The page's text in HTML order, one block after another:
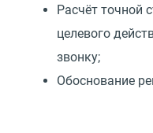
Расчёт точной
целевого
звонку;
Обоснование